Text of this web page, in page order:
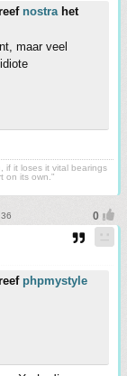
nostrahet
maar veel
if it loses it vital bearings
on its own."
phpmystyle